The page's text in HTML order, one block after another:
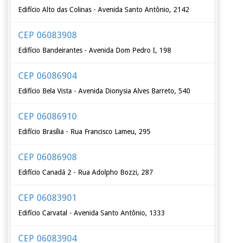
Edifício Alto das Colinas - Avenida Santo Antônio, 2142
CEP 06083908
Edifício Bandeirantes - Avenida Dom Pedro I, 198
CEP 06086904
Edifício Bela Vista - Avenida Dionysia Alves Barreto, 540
CEP 06086910
Edifício Brasília - Rua Francisco Lameu, 295
CEP 06086908
Edifício Canadá 2 - Rua Adolpho Bozzi, 287
CEP 06083901
Edifício Carvatal - Avenida Santo Antônio, 1333
CEP 06083904